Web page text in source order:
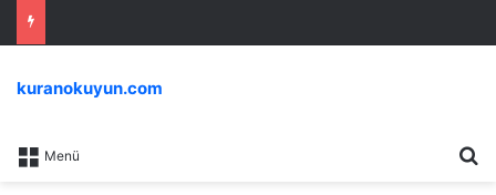
Menü
kuranokuyun.com